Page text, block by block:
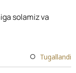
solamiz va
Tugallandi